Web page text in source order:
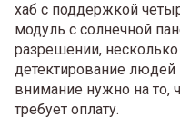
хаб с поддержкой
модуль с солнечной
разрешении,
детектирование людей
внимание нужно на то,
требует оплату.